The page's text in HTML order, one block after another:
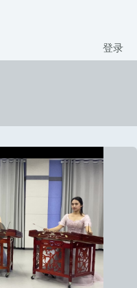
登录